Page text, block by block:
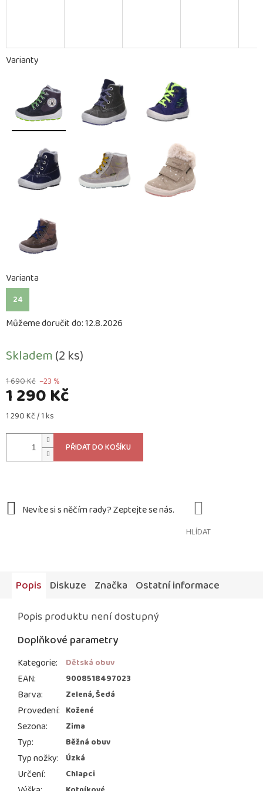
1 690 Kč –23 %
1 290 Kč
Měrná
1 290 Kč / 1 ks
Skladem(2 ks)
Varianty
Varianta
24
Můžeme doručit do:12.8.2026
PŘIDAT DO KOŠÍKU
HLÍDAT
Popis Diskuze Značka Ostatní informace
Popis produktu není dostupný
Doplňkové parametry
Kategorie: Dětská obuv
EAN: 9008518497023
Barva: Zelená, Šedá
Provedení: Kožené
Sezona: Zima
Typ: Běžná obuv
Typ nožky: Úzká
Určení: Chlapci